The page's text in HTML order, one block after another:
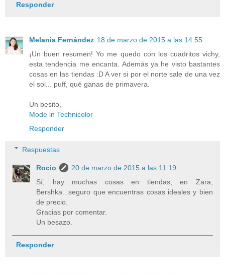
Responder
Melania Fernández 18 de marzo de 2015 a las 14:55
¡Un buen resumen! Yo me quedo con los cuadritos vichy,
esta tendencia me encanta. Además ya he visto bastantes
cosas en las tiendas :D A ver si por el norte sale de una vez
el sol... puff, qué ganas de primavera.
Un besito,
Mode in Technicolor
Responder
Respuestas
Rocio
20 de marzo de 2015 a las 11:19
Sí, hay muchas cosas en tiendas, en Zara,
Bershka...seguro que encuentras cosas ideales y bien
de precio.
Gracias por comentar.
Un besazo.
Responder